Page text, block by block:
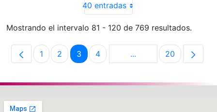
40 entradas
Mostrando el intervalo 81 - 120 de 769 resultados.
Página
1 Página
2 Página
3 Página
4 ...Páginas intermedias
Página
20